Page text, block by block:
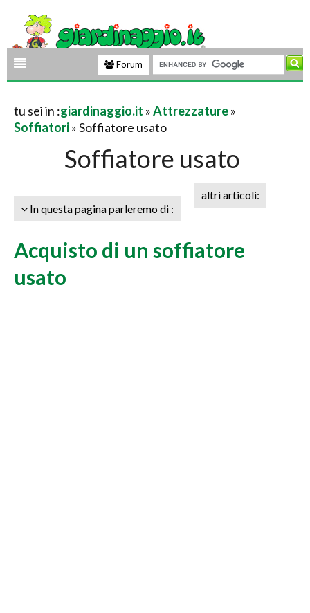
Forum
tu sei in :giardinaggio.it »Attrezzature»
Soffiatori» Soffiatore usato
Soffiatore usato
In questa pagina parleremo di :
altri articoli:
Acquisto di un soffiatore
usato